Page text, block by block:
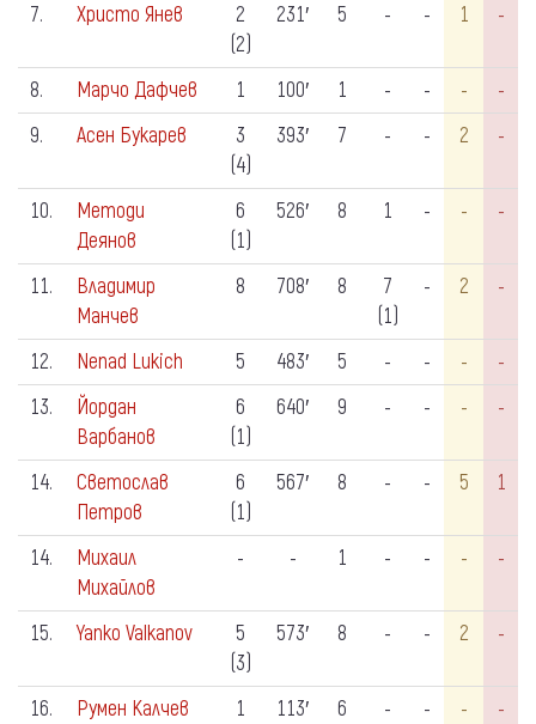
7. Христо Янев
2
(2)
231′ 5 - - 1 -
8. Марчо Дафчев 1 100′ 1 - - -
-
9.
Асен Букарев
3
(4)
393′ 7 - - 2 -
10.
Методи
Деянов
6
(1)
526′ 8 1 - - -
11.
Владимир
Манчев
8 708′ 8
7
(1)
- 2 -
12. Nenad Lukich 5 483′ 5 - - -
-
13.
Йордан
Варбанов
6
(1)
640′ 9 - - - -
14.
Светослав
Петров
6
(1)
567′ 8 - - 5 1
14.
Михаил
Михайлов
- - 1 - - - -
15. Yanko Valkanov
5
(3)
573′ 8 - - 2 -
16. Румен Калчев
1
113′ 6 - - - -